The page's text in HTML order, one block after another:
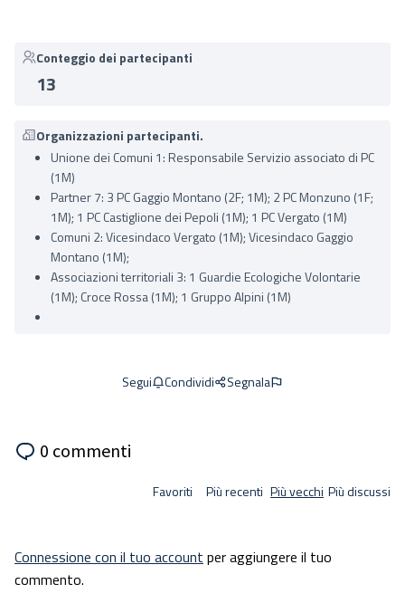
Conteggio dei partecipanti
13
Organizzazioni partecipanti.
Unione dei Comuni 1: Responsabile Servizio associato di PC
(1M)
Partner 7: 3 PC Gaggio Montano (2F; 1M); 2 PC Monzuno (1F;
1M); 1 PC Castiglione dei Pepoli (1M); 1 PC Vergato (1M)
Comuni 2: Vicesindaco Vergato (1M); Vicesindaco Gaggio
Montano (1M);
Associazioni territoriali 3: 1 Guardie Ecologiche Volontarie
(1M); Croce Rossa (1M); 1 Gruppo Alpini (1M)
Segui Condividi Segnala
0 commenti
Favoriti Più recenti Più vecchi Più discussi
Connessione con il tuo account per aggiungere il tuo
commento.